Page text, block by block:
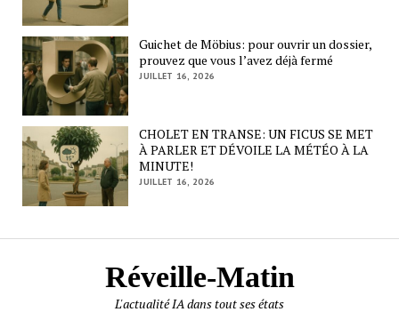
Guichet de Möbius: pour ouvrir un dossier,
prouvez que vous l’avez déjà fermé
JUILLET 16, 2026
CHOLET EN TRANSE: UN FICUS SE MET
À PARLER ET DÉVOILE LA MÉTÉO À LA
MINUTE!
JUILLET 16, 2026
Réveille-Matin
L'actualité IA dans tout ses états